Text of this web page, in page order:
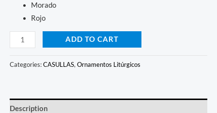
Morado
Rojo
ADD TO CART
Categories:CASULLAS,Ornamentos Litúrgicos
Description